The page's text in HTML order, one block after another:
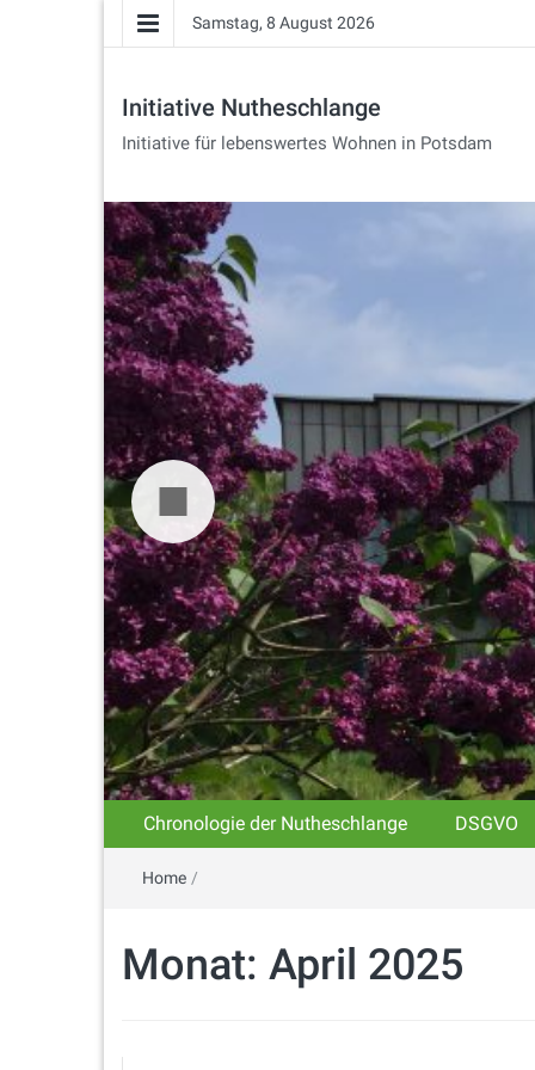
Samstag, 8 August 2026
Initiative Nutheschlange
Initiative für lebenswertes Wohnen in Potsdam
Chronologie der Nutheschlange DSGVO
Home /
Monat: April 2025